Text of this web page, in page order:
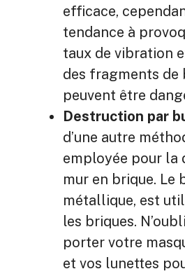
efficace,
tendance à
taux de vibration
des fragments de
peuvent être
Destruction par
d’une autre
employée pour la
mur en brique. Le
métallique, est
les briques.
porter votre
et vos lunettes